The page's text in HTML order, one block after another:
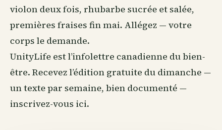
violon deux fois, rhubarbe sucrée et salée,
premières fraises fin mai. Allégez — votre
corps le demande.
UnityLife est l’infolettre canadienne dubien-
être. Recevez l’édition gratuite du dimanche —
un texte par semaine, bien documenté —
inscrivez-vous ici.